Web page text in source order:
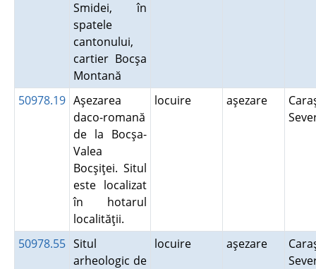
Smidei, în
spatele
cantonului,
cartier Bocşa
Montană
50978.19 Aşezarea
daco-romană
de la Bocşa-
Valea
Bocşiţei. Situl
este localizat
în hotarul
localităţii.
locuire aşezare
50978.55 Situl
arheologic de
locuire aşezare